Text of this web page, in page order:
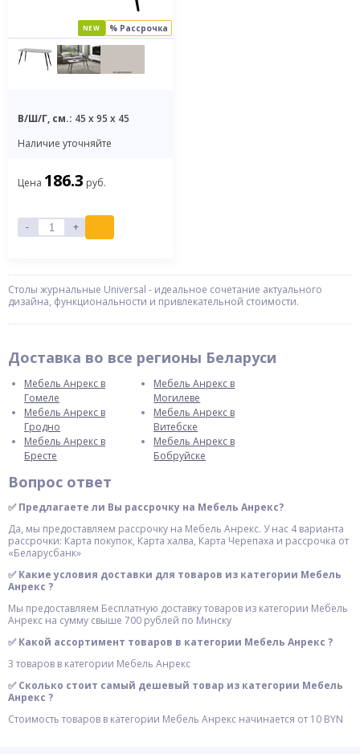
NEW % Рассрочка
В/Ш/Г, см.: 45 x 95 x 45
Наличие уточняйте
Цена 186.3 руб.
- +
Столы журнальные Universal - идеальное сочетание актуального
дизайна, функциональности и привлекательной стоимости.
Доставка во все регионы Беларуси
Мебель Анрекс в
Гомеле
Мебель Анрекс в
Гродно
Мебель Анрекс в
Бресте
Мебель Анрекс в
Могилеве
Мебель Анрекс в
Витебске
Мебель Анрекс в
Бобруйске
Вопрос ответ
✅ Предлагаете ли Вы рассрочку на Мебель Анрекс?
Да, мы предоставляем рассрочку на Мебель Анрекс. У нас 4 варианта
рассрочки: Карта покупок, Карта халва, Карта Черепаха и рассрочка от
«Беларусбанк»
✅ Какие условия доставки для товаров из категории Мебель
Анрекс ?
Мы предоставляем Бесплатную доставку товаров из категории Мебель
Анрекс на сумму свыше 700 рублей по Минску
✅ Какой ассортимент товаров в категории Мебель Анрекс ?
3 товаров в категории Мебель Анрекс
✅ Сколько стоит самый дешевый товар из категории Мебель
Анрекс ?
Стоимость товаров в категории Мебель Анрекс начинается от 10 BYN